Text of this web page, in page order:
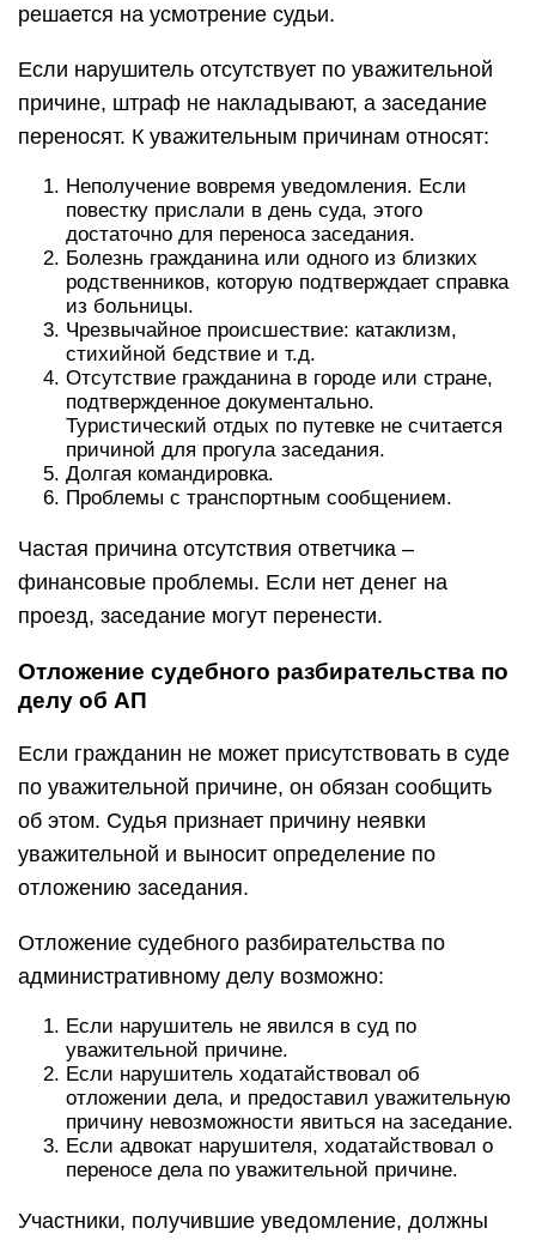
решается на усмотрение судьи.
Если нарушитель отсутствует по уважительной
причине, штраф не накладывают, а заседание
переносят. К уважительным причинам относят:
Неполучение вовремя уведомления. Если
повестку прислали в день суда, этого
достаточно для переноса заседания.
Болезнь гражданина или одного из близких
родственников, которую подтверждает справка
из больницы.
Чрезвычайное происшествие: катаклизм,
стихийной бедствие и т.д.
Отсутствие гражданина в городе или стране,
подтвержденное документально.
Туристический отдых по путевке не считается
причиной для прогула заседания.
Долгая командировка.
Проблемы с транспортным сообщением.
Частая причина отсутствия ответчика –
финансовые проблемы. Если нет денег на
проезд, заседание могут перенести.
Отложение судебного разбирательства по
делу об АП
Если гражданин не может присутствовать в суде
по уважительной причине, он обязан сообщить
об этом. Судья признает причину неявки
уважительной и выносит определение по
отложению заседания.
Отложение судебного разбирательства по
административному делу возможно:
Если нарушитель не явился в суд по
уважительной причине.
Если нарушитель ходатайствовал об
отложении дела, и предоставил уважительную
причину невозможности явиться на заседание.
Если адвокат нарушителя, ходатайствовал о
переносе дела по уважительной причине.
Участники, получившие уведомление, должны